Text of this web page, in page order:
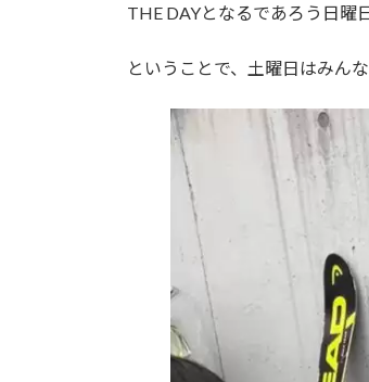
THE DAYとなるであろう日曜
ということで、土曜日はみん